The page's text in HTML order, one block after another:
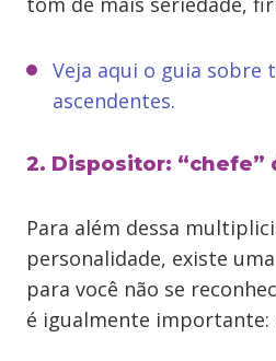
Veja aqui o guia sobre
ascendentes.
2. Dispositor: “chefe”
Para além dessa
personalidade, existe
para você não se
é igualmente importante: